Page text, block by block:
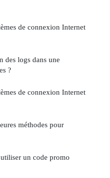
de connexion Internet
des logs dans une
?
de connexion Internet
méthodes pour
un code promo